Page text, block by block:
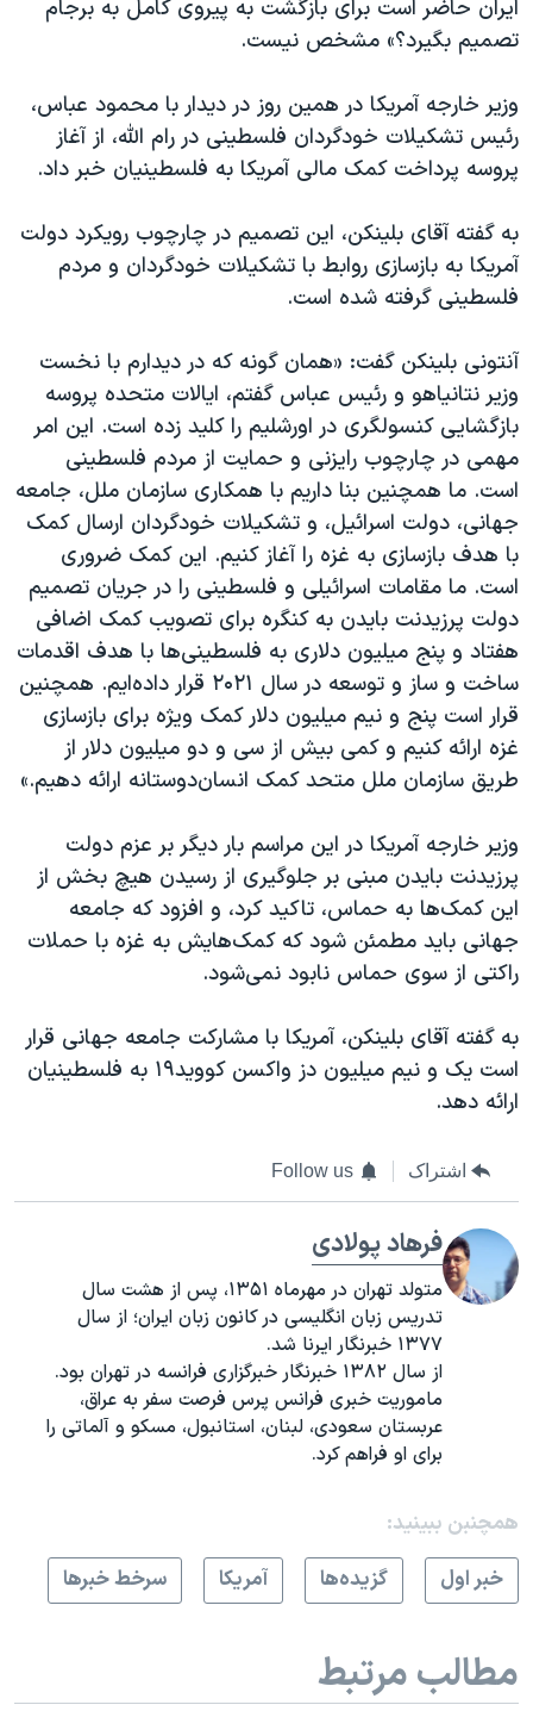
ایران حاضر است برای بازگشت به پیروی کامل به برجام
تصمیم بگیرد؟» مشخص نیست.
وزیر خارجه آمریکا در همین روز در دیدار با محمود عباس،
رئیس تشکیلات خودگردان فلسطینی در رام الله، از آغاز
پروسه پرداخت کمک مالی آمریکا به فلسطینیان خبر داد.
به گفته آقای بلینکن، این تصمیم در چارچوب رویکرد دولت
آمریکا به بازسازی روابط با تشکیلات خودگردان و مردم
فلسطینی گرفته شده است.
آنتونی بلینکن گفت: «همان گونه که در دیدارم با نخست
وزیر نتانیاهو و رئیس عباس گفتم، ایالات متحده پروسه
بازگشایی کنسولگری در اورشلیم را کلید زده است. این امر
مهمی در چارچوب رایزنی و حمایت از مردم فلسطینی
است. ما همچنین بنا داریم با همکاری سازمان ملل، جامعه
جهانی، دولت اسرائیل، و تشکیلات خودگردان ارسال کمک
با هدف بازسازی به غزه را آغاز کنیم. این کمک ضروری
است. ما مقامات اسرائیلی و فلسطینی را در جریان تصمیم
دولت پرزیدنت بایدن به کنگره برای تصویب کمک اضافی
هفتاد و پنج میلیون دلاری به فلسطینی‌ها با هدف اقدمات
ساخت و ساز و توسعه در سال ۲۰۲۱ قرار داده‌ایم. همچنین
قرار است پنج و نیم میلیون دلار کمک ویژه برای بازسازی
غزه ارائه کنیم و کمی بیش از سی و دو میلیون دلار از
طریق سازمان ملل متحد کمک انسان‌دوستانه ارائه دهیم.»
وزیر خارجه آمریکا در این مراسم بار دیگر بر عزم دولت
پرزیدنت بایدن مبنی بر جلوگیری از رسیدن هیچ بخش از
این کمک‌ها به حماس، تاکید کرد، و افزود که جامعه
جهانی باید مطمئن شود که کمک‌هایش به غزه با حملات
راکتی از سوی حماس نابود نمی‌شود.
به گفته آقای بلینکن، آمریکا با مشارکت جامعه جهانی قرار
است یک و نیم میلیون دز واکسن کووید۱۹ به فلسطینیان
ارائه دهد.
اشتراک Follow us
فرهاد پولادی
متولد تهران در مهرماه ۱۳۵۱، پس از هشت سال
تدریس زبان انگلیسی در کانون زبان ایران؛ از سال
۱۳۷۷ خبرنگار ایرنا شد.
از سال ۱۳۸۲ خبرنگار خبرگزاری فرانسه در تهران بود.
ماموریت خبری فرانس پرس فرصت سفر به عراق،
عربستان سعودی، لبنان، استانبول، مسکو و آلماتی را
برای او فراهم کرد.
همچنبن ببینید:
خبر اول
گزيده‌ها آمريکا سرخط خبرها
مطالب مرتبط